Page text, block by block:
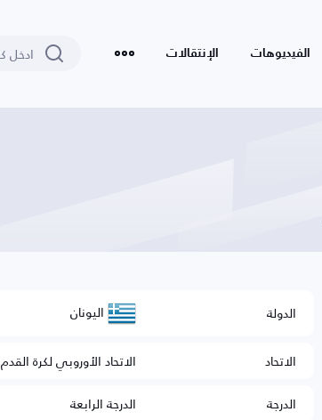
الفيديوهات الإنتقالات
الدولة اليونان
الاتحاد
الاتحاد الأوروبي لكرة القدم
الدرجة
الدرجة الرابعة